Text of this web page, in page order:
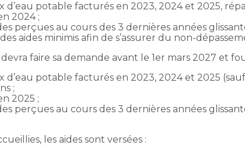
d’eau potable facturés en 2023, 2024 et 2025,
2024 ;
perçues au cours des 3 dernières années
aides minimis afin de s’assurer du non-
faire sa demande avant le 1er mars 2027 et
d’eau potable facturés en 2023, 2024 et 2025
;
2025 ;
perçues au cours des 3 dernières années
les aides sont versées :